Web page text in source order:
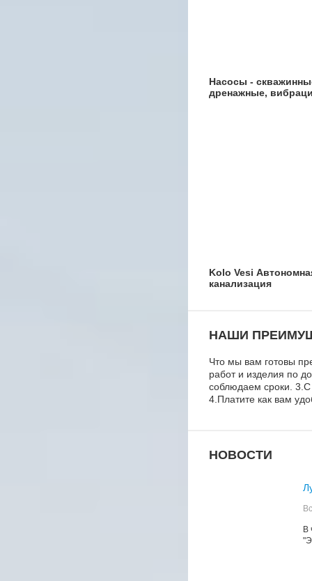
Насосы -
дренажные,
Kolo Vesi
канализация
НАШИ
Что мы вам готовы
работ и изделия по
соблюдаем сроки. 3.С
4.Платите как вам
НОВОСТИ
В